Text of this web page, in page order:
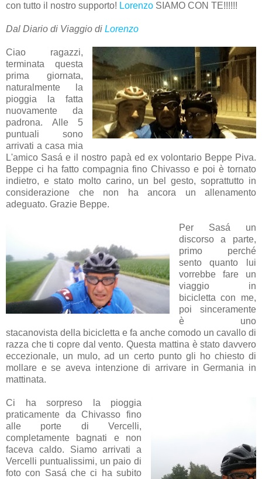
con tutto il nostro supporto! Lorenzo SIAMO CON TE!!!!!!
Dal Diario di Viaggio di Lorenzo
Ciao ragazzi,
terminata questa
prima giornata,
naturalmente la
pioggia la fatta
nuovamente da
padrona. Alle 5
puntuali sono
arrivati a casa mia
L'amico Sasá e il nostro papà ed ex volontario Beppe Piva.
Beppe ci ha fatto compagnia fino Chivasso e poi è tornato
indietro, e stato molto carino, un bel gesto, soprattutto in
considerazione che non ha ancora un allenamento
adeguato. Grazie Beppe.
Per Sasá un
discorso a parte,
primo perché
sento quanto lui
vorrebbe fare un
viaggio in
bicicletta con me,
poi sinceramente
è uno
stacanovista della bicicletta e fa anche comodo un cavallo di
razza che ti copre dal vento. Questa mattina è stato davvero
eccezionale, un mulo, ad un certo punto gli ho chiesto di
mollare e se aveva intenzione di arrivare in Germania in
mattinata.
Ci ha sorpreso la pioggia
praticamente da Chivasso fino
alle porte di Vercelli,
completamente bagnati e non
faceva caldo. Siamo arrivati a
Vercelli puntualissimi, un paio di
foto con Sasá che ci ha subito